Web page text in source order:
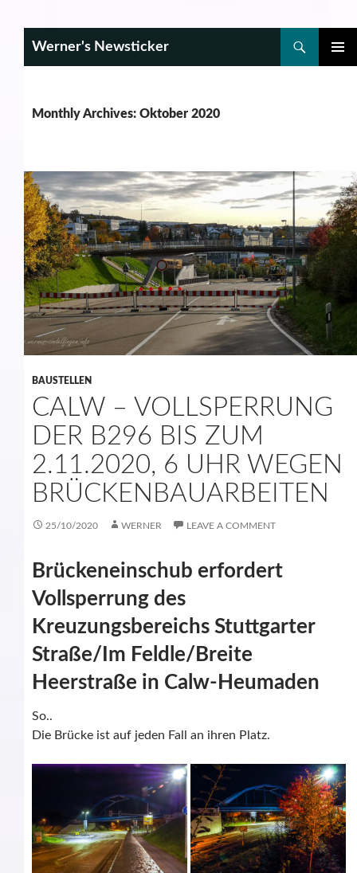
Werner's Newsticker
Monthly Archives: Oktober 2020
BAUSTELLEN
CALW – VOLLSPERRUNG
DER B296 BIS ZUM
2.11.2020, 6 UHR WEGEN
BRÜCKENBAUARBEITEN
25/10/2020 WERNER LEAVE A COMMENT
Brückeneinschub erfordert
Vollsperrung des
Kreuzungsbereichs Stuttgarter
Straße/Im Feldle/Breite
Heerstraße in Calw-Heumaden
So..
Die Brücke ist auf jeden Fall an ihren Platz.